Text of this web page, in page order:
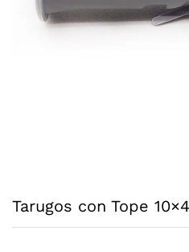
Tarugos con Tope